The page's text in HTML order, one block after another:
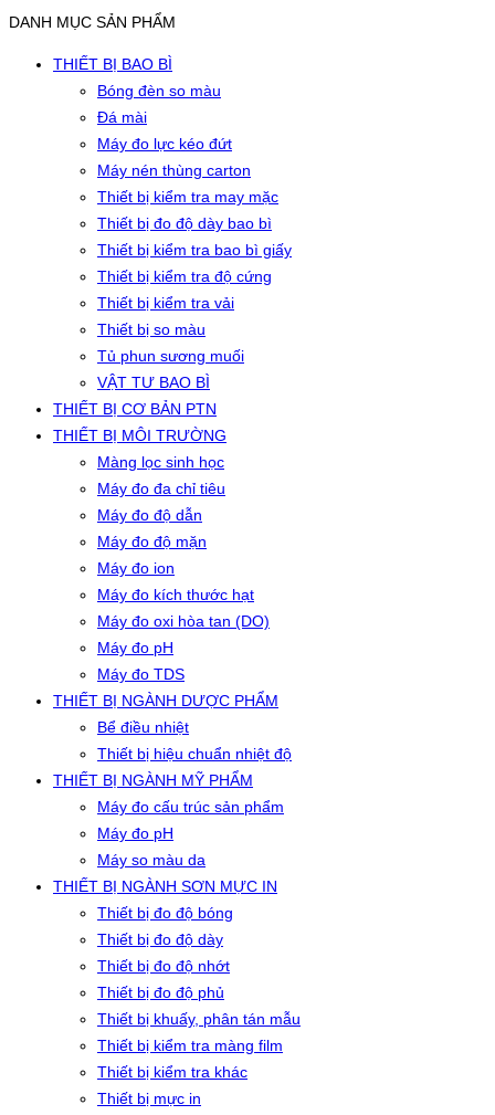
DANH MỤC SẢN PHẨM
THIẾT BỊ BAO BÌ
Bóng đèn so màu
Đá mài
Máy đo lực kéo đứt
Máy nén thùng carton
Thiết bị kiểm tra may mặc
Thiết bị đo độ dày bao bì
Thiết bị kiểm tra bao bì giấy
Thiết bị kiểm tra độ cứng
Thiết bị kiểm tra vải
Thiết bị so màu
Tủ phun sương muối
VẬT TƯ BAO BÌ
THIẾT BỊ CƠ BẢN PTN
THIẾT BỊ MÔI TRƯỜNG
Màng lọc sinh học
Máy đo đa chỉ tiêu
Máy đo độ dẫn
Máy đo độ mặn
Máy đo ion
Máy đo kích thước hạt
Máy đo oxi hòa tan (DO)
Máy đo pH
Máy đo TDS
THIẾT BỊ NGÀNH DƯỢC PHẨM
Bể điều nhiệt
Thiết bị hiệu chuẩn nhiệt độ
THIẾT BỊ NGÀNH MỸ PHẨM
Máy đo cấu trúc sản phẩm
Máy đo pH
Máy so màu da
THIẾT BỊ NGÀNH SƠN MỰC IN
Thiết bị đo độ bóng
Thiết bị đo độ dày
Thiết bị đo độ nhớt
Thiết bị đo độ phủ
Thiết bị khuấy, phân tán mẫu
Thiết bị kiểm tra màng film
Thiết bị kiểm tra khác
Thiết bị mực in